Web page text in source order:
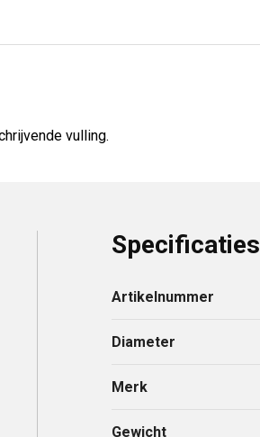
vulling.
Specificaties
Artikelnummer
Diameter
Merk
Gewicht